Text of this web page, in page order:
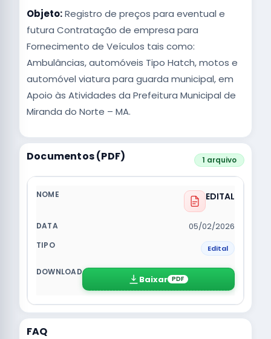
Objeto:Registro de preços para eventual e
futura Contratação de empresa para
Fornecimento de Veículos tais como:
Ambulâncias, automóveis Tipo Hatch, motos e
automóvel viatura para guarda municipal, em
Apoio às Atividades da Prefeitura Municipal de
Miranda do Norte – MA.
Documentos (PDF) 1 arquivo
EDITAL
05/02/2026
Edital
Baixar PDF
FAQ